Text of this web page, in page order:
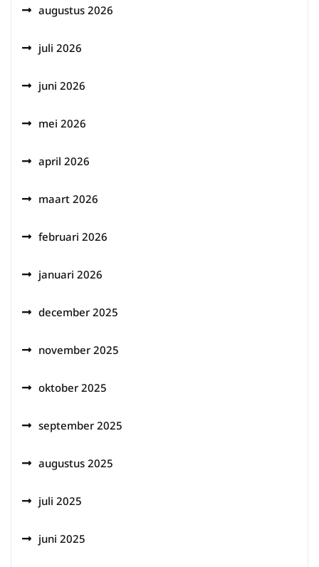
augustus 2026
juli 2026
juni 2026
mei 2026
april 2026
maart 2026
februari 2026
januari 2026
december 2025
november 2025
oktober 2025
september 2025
augustus 2025
juli 2025
juni 2025